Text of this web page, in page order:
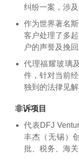
纠纷一案，涉
作为世界著名
客户处理了多
户的声誉及挽
代理福耀玻璃
件，针对当前
独到的法律见
非诉项目
代表DFJ
丰杰（无锡）
批、税务、海